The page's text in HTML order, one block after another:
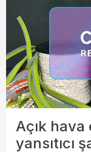
Açık hava
yansıtıcı